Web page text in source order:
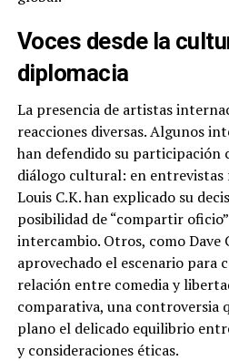
Voces desde la
diplomacia
La presencia de artistas
reacciones diversas. Algunos
han defendido su participación
diálogo cultural: en entrevistas
Louis C.K. han explicado su
posibilidad de “compartir
intercambio. Otros, como Dave
aprovechado el escenario para
relación entre comedia y
comparativa, una controversia
plano el delicado equilibrio
y consideraciones éticas.